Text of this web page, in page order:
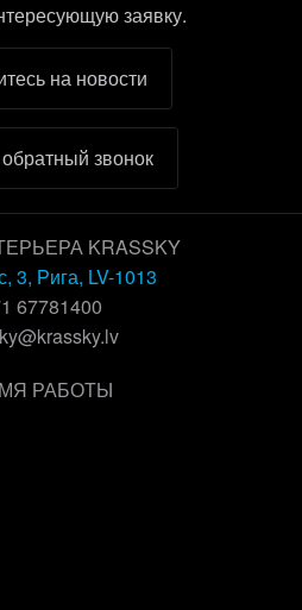
заявку.
на новости
звонок
KRASSKY
3, Рига, LV-1013
67781400
РАБОТЫ